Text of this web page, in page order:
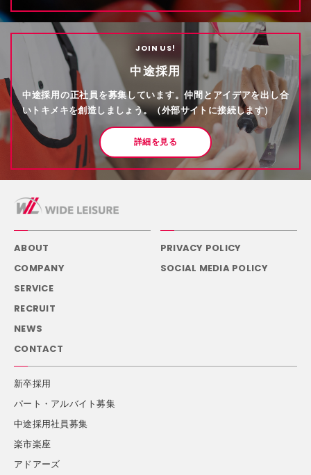
JOIN US!
中途採用
中途採用の正社員を募集しています。仲間とアイデアを出し合
いトキメキを創造しましょう。（外部サイトに接続します）
詳細を見る
ABOUT
COMPANY
SERVICE
RECRUIT
NEWS
CONTACT
PRIVACY POLICY
SOCIAL MEDIA POLICY
新卒採用
パート・アルバイト募集
中途採用社員募集
楽市楽座
アドアーズ